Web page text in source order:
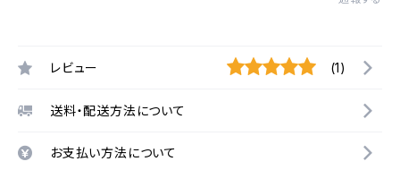
レビュー (1)
送料・配送方法について
お支払い方法について